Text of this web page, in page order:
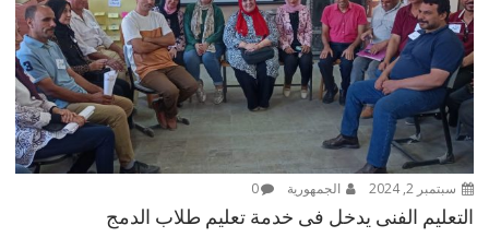
سبتمبر 2, 2024 الجمهورية 0
التعليم الفنى يدخل فى خدمة تعليم طلاب الدمج